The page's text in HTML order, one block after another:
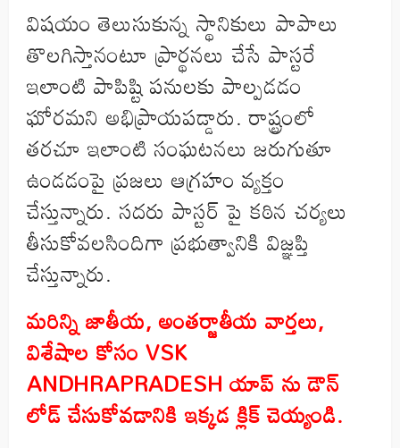
విషయం తెలుసుకున్న స్థానికులు పాపాలు
తొలగిస్తానంటూ ప్రార్థనలు చేసే పాస్టరే
ఇలాంటి పాపిష్టి పనులకు పాల్పడడం
ఘోరమని అభిప్రాయపడ్డారు. రాష్ట్రంలో
తరచూ ఇలాంటి సంఘటనలు జరుగుతూ
ఉండడంపై ప్రజలు ఆగ్రహం వ్యక్తం
చేస్తున్నారు. సదరు పాస్టర్ పై కఠిన చర్యలు
తీసుకోవలసిందిగా ప్రభుత్వానికి విజ్ఞప్తి
చేస్తున్నారు.
మరిన్ని జాతీయ,అంతర్జాతీయ వార్తలు,
విశేషాల కోసంVSK
ANDHRAPRADESHయాప్ ను డౌన్
లోడ్ చేసుకోవడానికి ఇక్కడ క్లిక్ చెయ్యండి.